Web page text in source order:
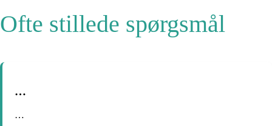
Ofte stillede spørgsmål
…
…